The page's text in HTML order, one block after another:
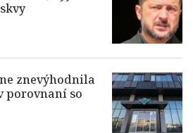
znevýhodnila
porovnaní so